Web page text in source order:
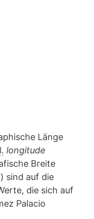
Länge
longitude
Breite
) sind auf die
die sich auf
Palacio